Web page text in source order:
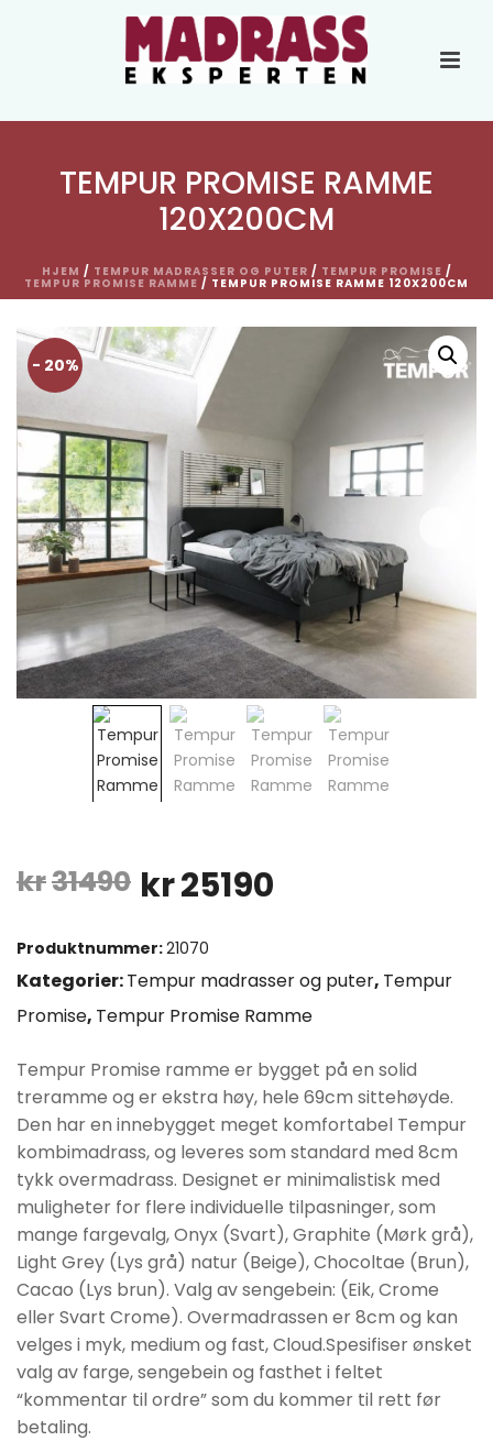
TEMPUR PROMISE RAMME
120X200CM
HJEM / TEMPUR MADRASSER OG PUTER / TEMPUR PROMISE /
TEMPUR PROMISE RAMME / TEMPUR PROMISE RAMME 120X200CM
- 20%
kr31490 Opprinnelig
pris
var:
kr31490.
kr25190
er:
kr25190.
Produktnummer:21070
Kategorier:Tempur madrasser og puter, Tempur
Promise, Tempur Promise Ramme
Tempur Promise ramme er bygget på en solid
treramme og er ekstra høy, hele 69cm sittehøyde.
Den har en innebygget meget komfortabel Tempur
kombimadrass, og leveres som standard med 8cm
tykk overmadrass. Designet er minimalistisk med
muligheter for flere individuelle tilpasninger, som
mange fargevalg, Onyx (Svart), Graphite (Mørk grå),
Light Grey (Lys grå) natur (Beige), Chocoltae (Brun),
Cacao (Lys brun). Valg av sengebein: (Eik, Crome
eller Svart Crome). Overmadrassen er 8cm og kan
velges i myk, medium og fast, Cloud.Spesifiser ønsket
valg av farge, sengebein og fasthet i feltet
“kommentar til ordre” som du kommer til rett før
betaling.